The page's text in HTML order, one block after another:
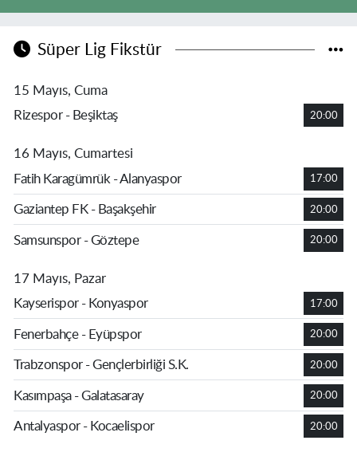
Süper Lig Fikstür
15 Mayıs, Cuma
Rizespor - Beşiktaş
20:00
16 Mayıs, Cumartesi
Fatih Karagümrük - Alanyaspor
17:00
Gaziantep FK - Başakşehir 20:00
Samsunspor - Göztepe 20:00
17 Mayıs, Pazar
Kayserispor - Konyaspor
17:00
Fenerbahçe - Eyüpspor 20:00
Trabzonspor - Gençlerbirliği S.K. 20:00
Kasımpaşa - Galatasaray 20:00
Antalyaspor - Kocaelispor 20:00